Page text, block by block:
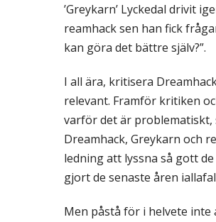
’Greykarn’ Lyckedal drivit
reamhack sen han fick
kan göra det bättre själv?”.
I all ära, kritisera
relevant. Framför kritiken
varför det är problematiskt,
Dreamhack, Greykarn och
ledning att lyssna så gott
gjort de senaste åren
Men påstå för i helvete inte